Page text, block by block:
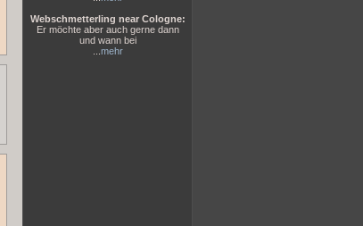
Webschmetterling near Cologne:
Er möchte aber auch gerne dann
und wann bei
mehr